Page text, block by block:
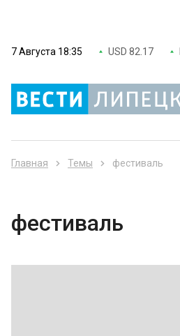
7 Августа 18:35 USD 82.17
Главная Темы фестиваль
фестиваль